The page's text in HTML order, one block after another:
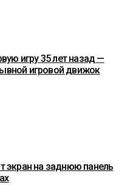
игру 35 лет назад —
игровой движок
экран на заднюю панель